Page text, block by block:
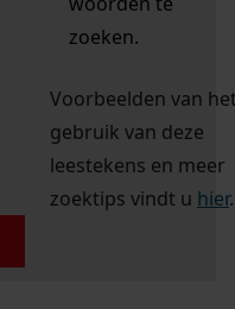
zoeken.
Voorbeelden van
gebruik van deze
leestekens en meer
zoektips vindt u hier.